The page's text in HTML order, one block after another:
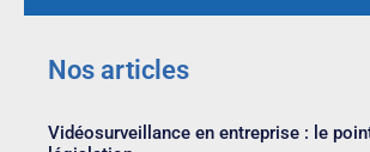
Nos articles
Vidéosurveillance en entreprise : le